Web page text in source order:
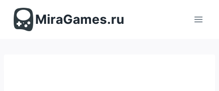
содержимомуMiraGames.ru